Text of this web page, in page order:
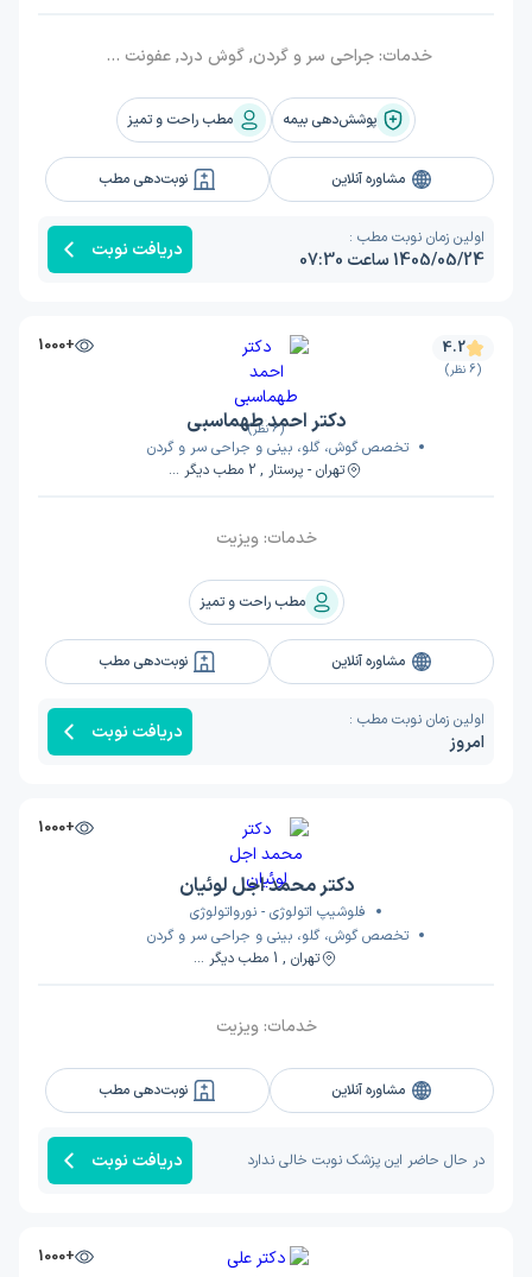
خدمات: جراحی سر و گردن, گوش درد, عفونت گوش, جراحی بینی
پوشش‌دهی بیمه مطب راحت و تمیز
مشاوره آنلاین نوبت‌دهی مطب
اولین زمان نوبت مطب :
1405/05/24 ساعت 07:30 دریافت نوبت
(6 نظر)
+1000 4.2
(6 نظر)
دکتر احمد طهماسبی
تخصص گوش، گلو، بینی و جراحی سر و گردن
تهران - پرستار , 2 مطب دیگر ...
خدمات:ویزیت
مطب راحت و تمیز
مشاوره آنلاین نوبت‌دهی مطب
اولین زمان نوبت مطب :
امروز دریافت نوبت
+1000
دکتر محمد اجل لوئیان
فلوشیپ اتولوژی - نورواتولوژی
تخصص گوش، گلو، بینی و جراحی سر و گردن
تهران , 1 مطب دیگر ...
خدمات:ویزیت
مشاوره آنلاین نوبت‌دهی مطب
در حال حاضر این پزشک نوبت خالی ندارد دریافت نوبت
+1000